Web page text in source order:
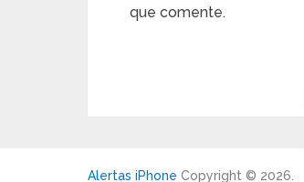
que comente.
Alertas iPhone Copyright © 2026.